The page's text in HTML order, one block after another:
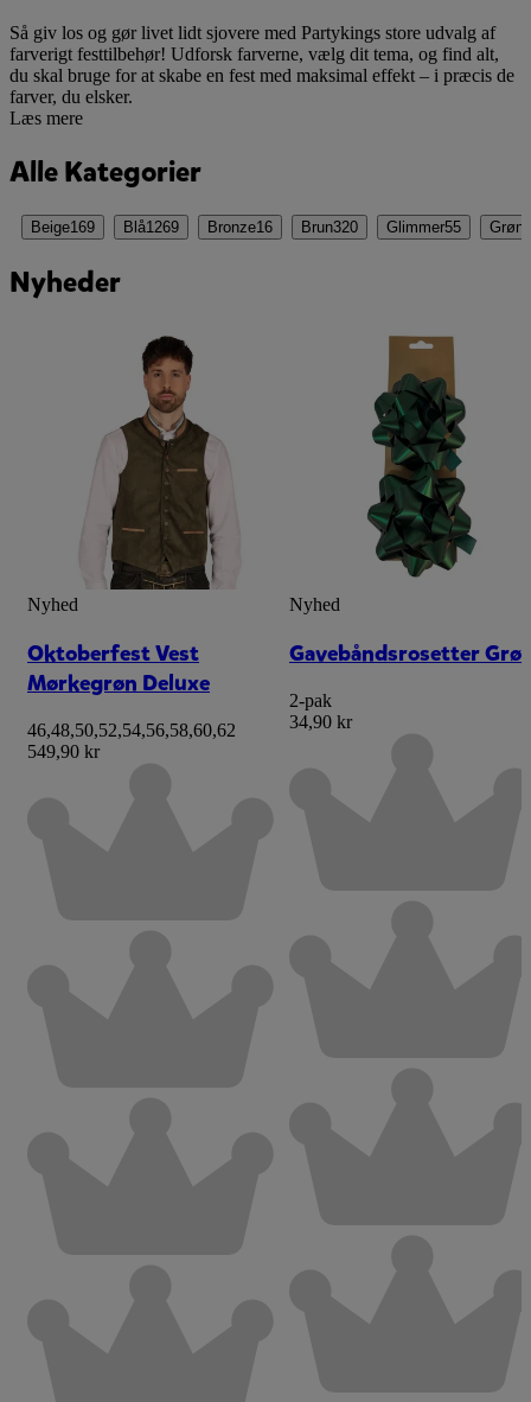
Så giv los og gør livet lidt sjovere med Partykings store udvalg af
farverigt festtilbehør! Udforsk farverne, vælg dit tema, og find alt,
du skal bruge for at skabe en fest med maksimal effekt – i præcis de
farver, du elsker.
Læs mere
Alle Kategorier
Beige169 Blå1269 Bronze16 Brun320 Glimmer55 Grøn
Nyheder
Nyhed
Oktoberfest Vest
Mørkegrøn Deluxe
46,48,50,52,54,56,58,60,62
549,90 kr
Nyhed
Gavebåndsrosetter
2-pak
34,90 kr